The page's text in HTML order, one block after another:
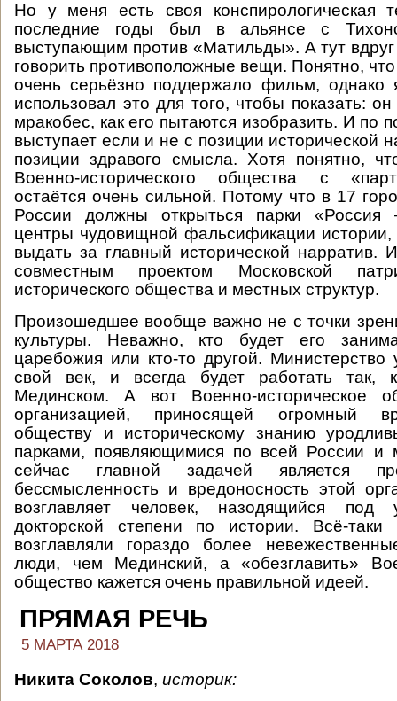
Но у меня есть своя конспирологическая
последние годы был в альянсе с
выступающим против «Матильды». А тут
говорить противоположные вещи. Понятно,
очень серьёзно поддержало фильм, однако
использовал это для того, чтобы показать:
мракобес, как его пытаются изобразить. И по
выступает если и не с позиции исторической
позиции здравого смысла. Хотя понятно,
Военно-исторического общества с
остаётся очень сильной. Потому что в 17
России должны открыться парки
центры чудовищной фальсификации истории,
выдать за главный исторической нарратив.
совместным проектом Московской
исторического общества и местных структур.
Произошедшее вообще важно не с точки
культуры. Неважно, кто будет его
царебожия или кто-то другой.
свой век, и всегда будет работать так,
Мединском. А вот Военно-историческое
организацией, приносящей огромный
обществу и историческому знанию
парками, появляющимися по всей России
сейчас главной задачей является
бессмысленность и вредоносность этой
возглавляет человек, назодящийся под
докторской степени по истории. Всё-
возглавляли гораздо более
люди, чем Мединский, а «обезглавить»
общество кажется очень правильной идеей.
ПРЯМАЯ РЕЧЬ
5 МАРТА 2018
Никита Соколов, историк: